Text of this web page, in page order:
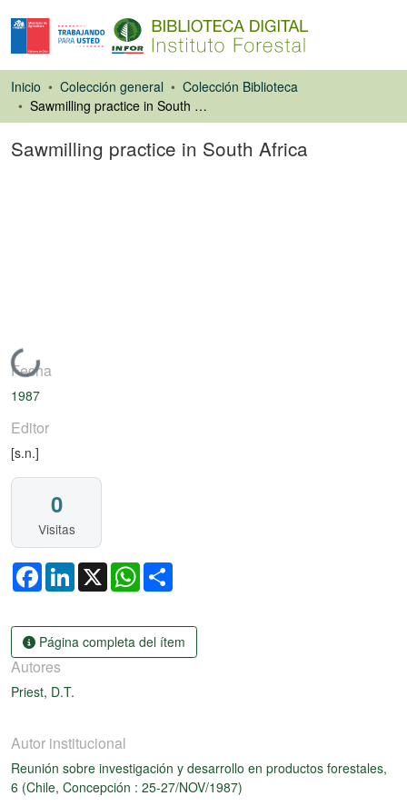
Inicio Colección general
Colección Biblioteca
Sawmilling practice in South Africa
Sawmilling practice in South Africa
Cargando...
Fecha
1987
Editor
[s.n.]
0
Visitas
FacebookLinkedIn
X WhatsApp
Página completa del ítem
Autores
Priest, D.T.
Autor institucional
Reunión sobre investigación y desarrollo en productos forestales,
6 (Chile, Concepción : 25-27/NOV/1987)